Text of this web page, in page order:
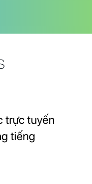
trực tuyến
tiếng